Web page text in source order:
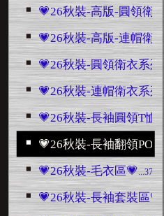
💗26秋裝-高版-圓領衛衣
💗26秋裝-高版-連帽衛衣
💗26秋裝-圓領衛衣系
💗26秋裝-連帽衛衣系
💗26秋裝-長袖圓領T恤
💗26秋裝-長袖翻領
💗26秋裝-毛衣區💗 ...3707
💗26秋裝-長袖套裝區💗